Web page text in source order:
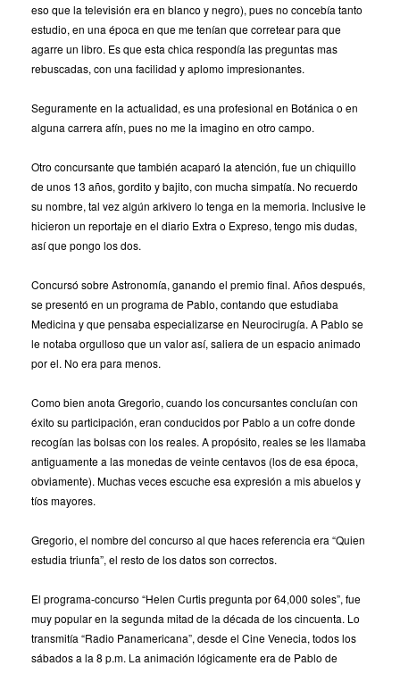
eso que la televisión era en blanco y negro), pues no concebía tanto
estudio, en una época en que me tenían que corretear para que
agarre un libro. Es que esta chica respondía las preguntas mas
rebuscadas, con una facilidad y aplomo impresionantes.
Seguramente en la actualidad, es una profesional en Botánica o en
alguna carrera afín, pues no me la imagino en otro campo.
Otro concursante que también acaparó la atención, fue un chiquillo
de unos 13 años, gordito y bajito, con mucha simpatía. No recuerdo
su nombre, tal vez algún arkivero lo tenga en la memoria. Inclusive le
hicieron un reportaje en el diario Extra o Expreso, tengo mis dudas,
así que pongo los dos.
Concursó sobre Astronomía, ganando el premio final. Años después,
se presentó en un programa de Pablo, contando que estudiaba
Medicina y que pensaba especializarse en Neurocirugía. A Pablo se
le notaba orgulloso que un valor así, saliera de un espacio animado
por el. No era para menos.
Como bien anota Gregorio, cuando los concursantes concluían con
éxito su participación, eran conducidos por Pablo a un cofre donde
recogían las bolsas con los reales. A propósito, reales se les llamaba
antiguamente a las monedas de veinte centavos (los de esa época,
obviamente). Muchas veces escuche esa expresión a mis abuelos y
tíos mayores.
Gregorio, el nombre del concurso al que haces referencia era “Quien
estudia triunfa”, el resto de los datos son correctos.
El programa-concurso “Helen Curtis pregunta por 64,000 soles”, fue
muy popular en la segunda mitad de la década de los cincuenta. Lo
transmitía “Radio Panamericana”, desde el Cine Venecia, todos los
sábados a la 8 p.m. La animación lógicamente era de Pablo de